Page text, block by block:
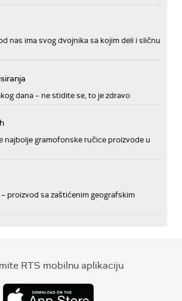
nas ima svog dvojnika sa kojim deli i sličnu
dana – ne stidite se, to je zdravo
najbolje gramofonske ručice proizvode u
proizvod sa zaštićenim geografskim
RTS mobilnu aplikaciju